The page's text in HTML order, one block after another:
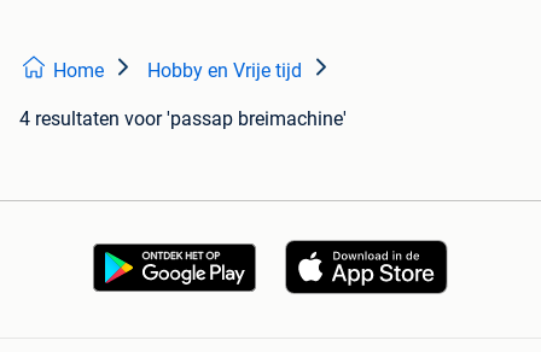
Home Hobby en Vrije tijd
4 resultaten voor 'passap breimachine'